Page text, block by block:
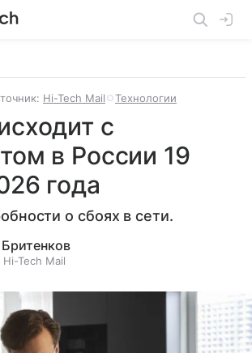
Hi-Tech Mail Технологии
с
в России 19
года
о сбоях в сети.
Hi-Tech Mail